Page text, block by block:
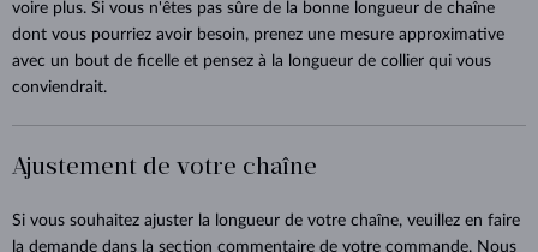
voire plus. Si vous n'êtes pas sûre de la bonne longueur de chaîne
dont vous pourriez avoir besoin, prenez une mesure approximative
avec un bout de ficelle et pensez à la longueur de collier qui vous
conviendrait.
Ajustement de votre chaîne
Si vous souhaitez ajuster la longueur de votre chaîne, veuillez en faire
la demande dans la section commentaire de votre commande. Nous